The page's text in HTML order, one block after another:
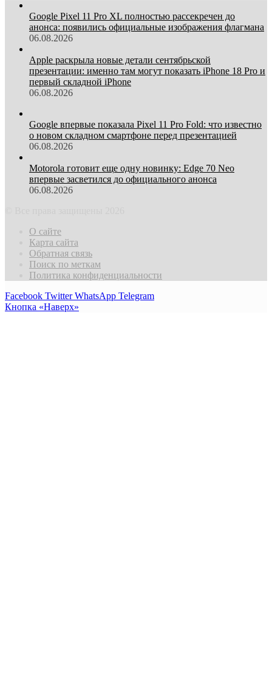
Google Pixel 11 Pro XL полностью рассекречен до
анонса: появились официальные изображения флагмана
06.08.2026
Apple раскрыла новые детали сентябрьской
презентации: именно там могут показать iPhone 18 Pro и
первый складной iPhone
06.08.2026
Google впервые показала Pixel 11 Pro Fold: что известно
о новом складном смартфоне перед презентацией
06.08.2026
Motorola готовит еще одну новинку: Edge 70 Neo
впервые засветился до официального анонса
06.08.2026
О сайте
Карта сайта
Обратная связь
Поиск по меткам
Политика конфиденциальности
Facebook Twitter WhatsApp Telegram
Кнопка «Наверх»